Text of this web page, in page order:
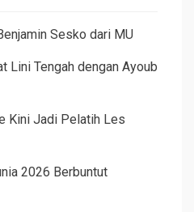
Sesko dari MU
Lini Tengah dengan Ayoub
Kini Jadi Pelatih Les
2026 Berbuntut